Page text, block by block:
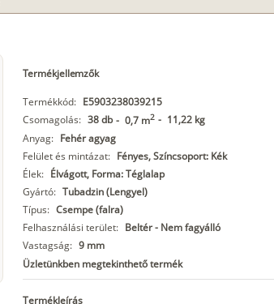
Termékjellemzők
Termékkód: E5903238039215
Csomagolás: 38 db - 0,7 m2 - 11,22 kg
Anyag: Fehér agyag
Felület és mintázat: Fényes, Színcsoport: Kék
Élek: Élvágott, Forma: Téglalap
Gyártó: Tubadzin (Lengyel)
Típus: Csempe (falra)
Felhasználási terület: Beltér - Nem fagyálló
Vastagság: 9 mm
Üzletünkben megtekinthető termék
Termékleírás